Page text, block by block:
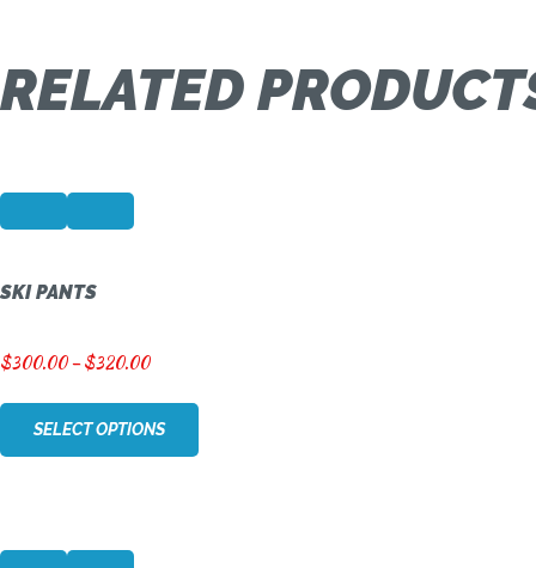
RELATED
SKI PANTS
$300.00–$320.00
SELECT OPTIONS